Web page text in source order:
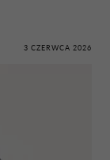
3 CZERWCA 2026